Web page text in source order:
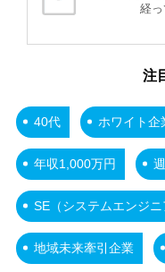
経っ
注
40代 ホワイト企
年収1,000万円
SE（システムエンジニ
地域未来牽引企業